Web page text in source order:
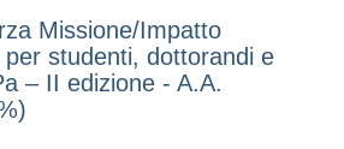
Missione/Impatto
studenti, dottorandi e
– II edizione - A.A.